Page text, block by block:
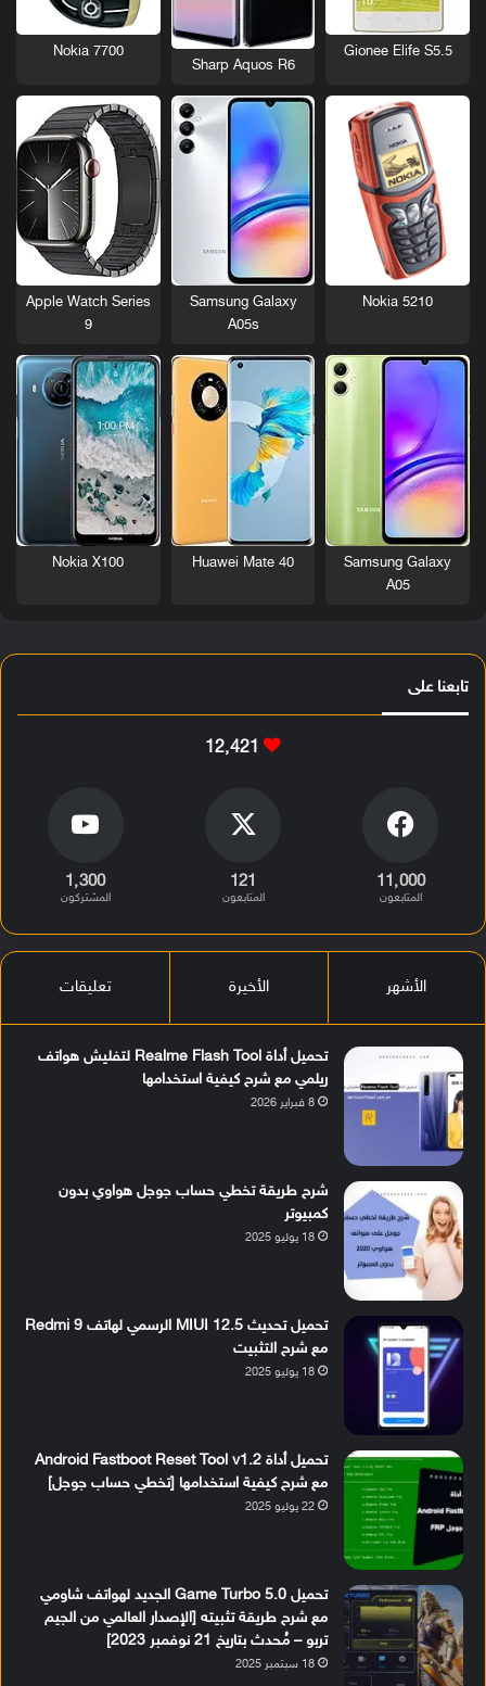
Gionee Elife S5.5
Sharp Aquos R6
Nokia 7700
Nokia 5210
Samsung Galaxy
A05s
Apple Watch Series
9
Samsung Galaxy
A05
Huawei Mate 40
Nokia X100
تابعنا على
12٬421
11٬000
المتابعون
121
المتابعون
1٬300
المشتركون
الأشهر الأخيرة تعليقات
تحميل أداة Realme Flash Tool لتفليش هواتف
ريلمي مع شرح كيفية استخدامها
8 فبراير 2026
شرح طريقة تخطي حساب جوجل هواوي بدون
كمبيوتر
18 يوليو 2025
تحميل تحديث MIUI 12.5 الرسمي لهاتف Redmi 9
مع شرح التثبيت
18 يوليو 2025
تحميل أداة Android Fastboot Reset Tool v1.2
مع شرح كيفية استخدامها [تخطي حساب جوجل]
22 يوليو 2025
تحميل Game Turbo 5.0 الجديد لهواتف شاومي
مع شرح طريقة تثبيته [الإصدار العالمي من الجيم
تربو – مُحدث بتاريخ 21 نوفمبر 2023]
18 سبتمبر 2025